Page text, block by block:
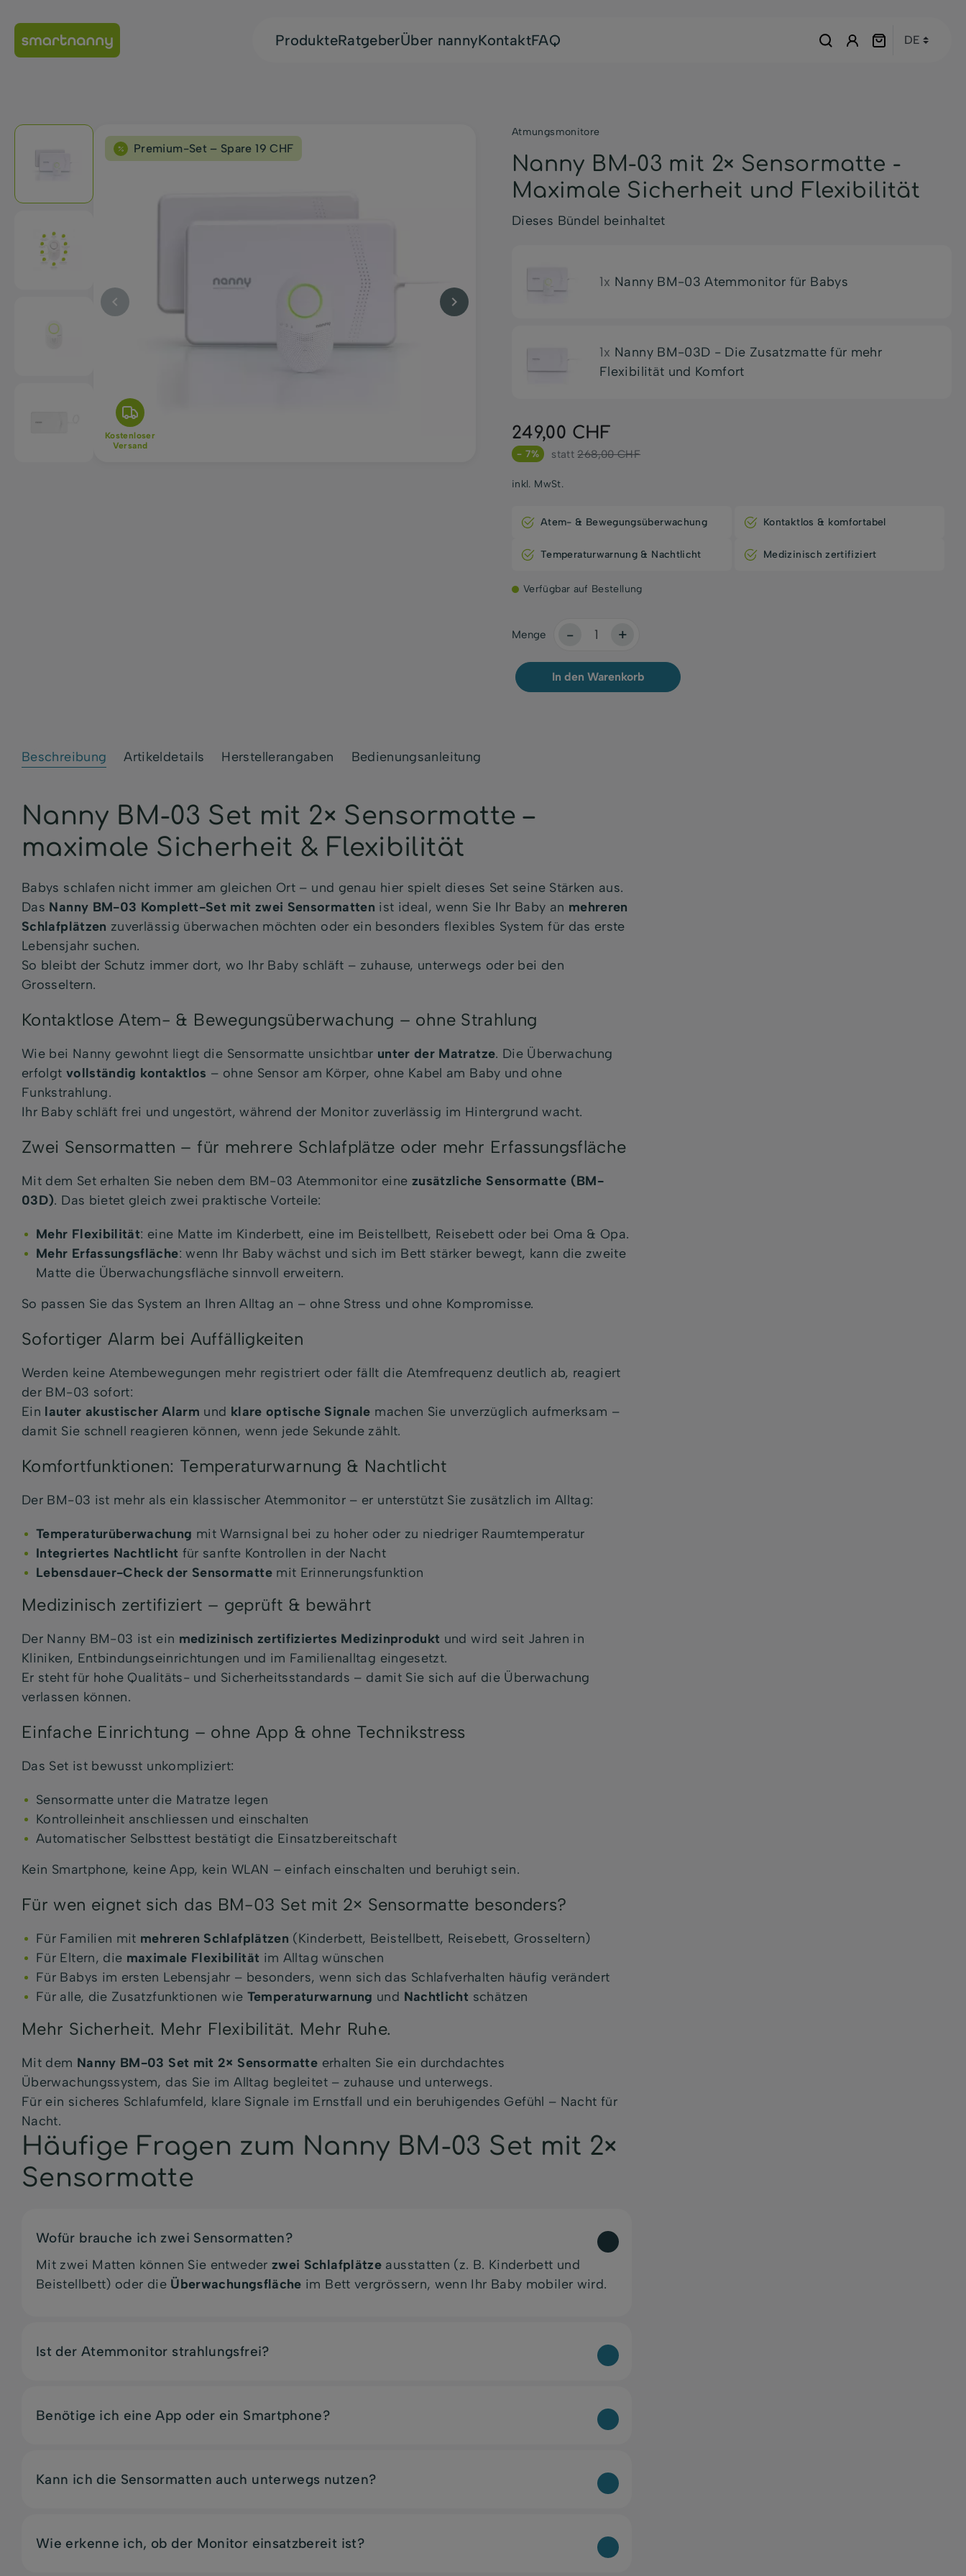
ProdukteRatgeberÜber nannyKontaktFAQ
Premium-Set – Spare 19 CHF
Zurück
keyboard_arrow_left Weiter
keyboard_arrow_right
Kostenloser
Versand
Atmungsmonitore
Nanny BM-03 mit 2× Sensormatte -
Maximale Sicherheit und Flexibilität
Dieses Bündel beinhaltet
1x Nanny BM-03 Atemmonitor für Babys
1x Nanny BM-03D - Die Zusatzmatte für mehr
Flexibilität und Komfort
249,00 CHF
- 7% statt268,00 CHF
inkl. MwSt.
Atem- & Bewegungsüberwachung
Temperaturwarnung & Nachtlicht
Kontaktlos & komfortabel
Medizinisch zertifiziert
Verfügbar auf Bestellung
Menge - +
In den Warenkorb
Beschreibung Artikeldetails Herstellerangaben Bedienungsanleitung
Nanny BM-03 Set mit 2× Sensormatte –
maximale Sicherheit & Flexibilität
Babys schlafen nicht immer am gleichen Ort – und genau hier spielt dieses Set seine Stärken aus.
Das Nanny BM-03 Komplett-Set mit zwei Sensormatten ist ideal, wenn Sie Ihr Baby an mehreren
Schlafplätzen zuverlässig überwachen möchten oder ein besonders flexibles System für das erste
Lebensjahr suchen.
So bleibt der Schutz immer dort, wo Ihr Baby schläft – zuhause, unterwegs oder bei den
Grosseltern.
Kontaktlose Atem- & Bewegungsüberwachung – ohne Strahlung
Wie bei Nanny gewohnt liegt die Sensormatte unsichtbar unter der Matratze. Die Überwachung
erfolgt vollständig kontaktlos – ohne Sensor am Körper, ohne Kabel am Baby und ohne
Funkstrahlung.
Ihr Baby schläft frei und ungestört, während der Monitor zuverlässig im Hintergrund wacht.
Zwei Sensormatten – für mehrere Schlafplätze oder mehr Erfassungsfläche
Mit dem Set erhalten Sie neben dem BM-03 Atemmonitor eine zusätzliche Sensormatte (BM-
03D). Das bietet gleich zwei praktische Vorteile:
Mehr Flexibilität: eine Matte im Kinderbett, eine im Beistellbett, Reisebett oder bei Oma & Opa.
Mehr Erfassungsfläche: wenn Ihr Baby wächst und sich im Bett stärker bewegt, kann die zweite
Matte die Überwachungsfläche sinnvoll erweitern.
So passen Sie das System an Ihren Alltag an – ohne Stress und ohne Kompromisse.
Sofortiger Alarm bei Auffälligkeiten
Werden keine Atembewegungen mehr registriert oder fällt die Atemfrequenz deutlich ab, reagiert
der BM-03 sofort:
Ein lauter akustischer Alarm und klare optische Signale machen Sie unverzüglich aufmerksam –
damit Sie schnell reagieren können, wenn jede Sekunde zählt.
Komfortfunktionen: Temperaturwarnung & Nachtlicht
Der BM-03 ist mehr als ein klassischer Atemmonitor – er unterstützt Sie zusätzlich im Alltag:
Temperaturüberwachung mit Warnsignal bei zu hoher oder zu niedriger Raumtemperatur
Integriertes Nachtlicht für sanfte Kontrollen in der Nacht
Lebensdauer-Check der Sensormattemit Erinnerungsfunktion
Medizinisch zertifiziert – geprüft & bewährt
Der Nanny BM-03 ist ein medizinisch zertifiziertes Medizinprodukt und wird seit Jahren in
Kliniken, Entbindungseinrichtungen und im Familienalltag eingesetzt.
Er steht für hohe Qualitäts- und Sicherheitsstandards – damit Sie sich auf die Überwachung
verlassen können.
Einfache Einrichtung – ohne App & ohne Technikstress
Das Set ist bewusst unkompliziert:
Sensormatte unter die Matratze legen
Kontrolleinheit anschliessen und einschalten
Automatischer Selbsttest bestätigt die Einsatzbereitschaft
Kein Smartphone, keine App, kein WLAN – einfach einschalten und beruhigt sein.
Für wen eignet sich das BM-03 Set mit 2× Sensormatte besonders?
Für Familien mit mehreren Schlafplätzen (Kinderbett, Beistellbett, Reisebett, Grosseltern)
Für Eltern, die maximale Flexibilität im Alltag wünschen
Für Babys im ersten Lebensjahr – besonders, wenn sich das Schlafverhalten häufig verändert
Für alle, die Zusatzfunktionen wie Temperaturwarnung und Nachtlicht schätzen
Mehr Sicherheit. Mehr Flexibilität. Mehr Ruhe.
Mit dem Nanny BM-03 Set mit 2× Sensormatte erhalten Sie ein durchdachtes
Überwachungssystem, das Sie im Alltag begleitet – zuhause und unterwegs.
Für ein sicheres Schlafumfeld, klare Signale im Ernstfall und ein beruhigendes Gefühl – Nacht für
Nacht.
Häufige Fragen zum Nanny BM-03 Set mit 2×
Sensormatte
Wofür brauche ich zwei Sensormatten?
Mit zwei Matten können Sie entweder zwei Schlafplätze ausstatten (z. B. Kinderbett und
Beistellbett) oder die Überwachungsfläche im Bett vergrössern, wenn Ihr Baby mobiler wird.
Ist der Atemmonitor strahlungsfrei?
Benötige ich eine App oder ein Smartphone?
Kann ich die Sensormatten auch unterwegs nutzen?
Wie erkenne ich, ob der Monitor einsatzbereit ist?